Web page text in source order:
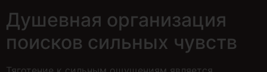
Душевная организация
поисков сильных чувств